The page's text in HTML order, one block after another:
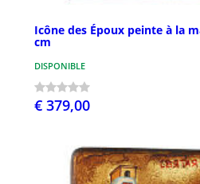
Icône des Époux peinte à la
cm
DISPONIBLE
€ 379,00